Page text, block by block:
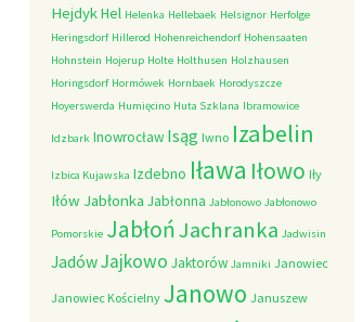
HejdykHel Helenka Hellebaek Helsignor Herfolge
Heringsdorf Hillerod Hohenreichendorf Hohensaaten
Hohnstein Hojerup Holte Holthusen Holzhausen
Horingsdorf Hormówek Hornbaek Horodyszcze
Hoyerswerda Humięcino Huta Szklana Ibramowice
Idzbark Inowrocław Isąg Iwno Izabelin
Izbica Kujawska Izdebno Iława Iłowo Iły
Iłów Jabłonka Jabłonna Jabłonowo Jabłonowo
Pomorskie JabłońJachranka Jadwisin
JadówJajkowo Jaktorów Jamniki Janowiec
Janowiec Kościelny Janowo Januszew